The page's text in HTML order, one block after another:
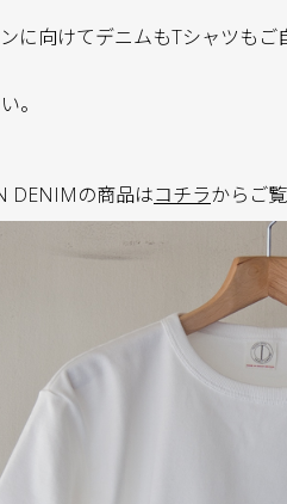
に向けてデニムもTシャツも
。
DENIMの商品はコチラからご